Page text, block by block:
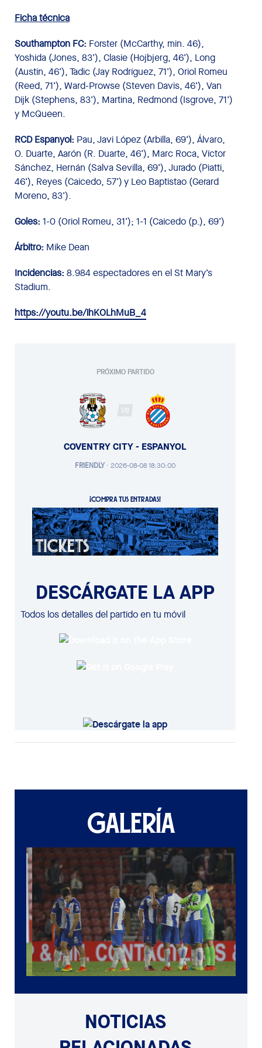
Ficha técnica
Southampton FC: Forster (McCarthy, min. 46),
Yoshida (Jones, 83’), Clasie (Hojbjerg, 46’), Long
(Austin, 46’), Tadic (Jay Rodríguez, 71’), Oriol Romeu
(Reed, 71’), Ward-Prowse (Steven Davis, 46’), Van
Dijk (Stephens, 83’), Martina, Redmond (Isgrove, 71’)
y McQueen.
RCD Espanyol: Pau, Javi López (Arbilla, 69’), Álvaro,
O. Duarte, Aarón (R. Duarte, 46’), Marc Roca, Víctor
Sánchez, Hernán (Salva Sevilla, 69’), Jurado (Piatti,
46’), Reyes (Caicedo, 57’) y Leo Baptistao (Gerard
Moreno, 83’).
Goles: 1-0 (Oriol Romeu, 31’); 1-1 (Caicedo (p.), 69’)
Árbitro: Mike Dean
Incidencias: 8.984 espectadores en el St Mary’s
Stadium.
https://youtu.be/ihKOLhMuB_4
PRÓXIMO PARTIDO
VS
COVENTRY CITY - ESPANYOL
FRIENDLY· 2026-08-08 18:30:00
¡COMPRA TUS ENTRADAS!
DESCÁRGATE LA APP
Todos los detalles del partido en tu móvil
GALERÍA
NOTICIAS